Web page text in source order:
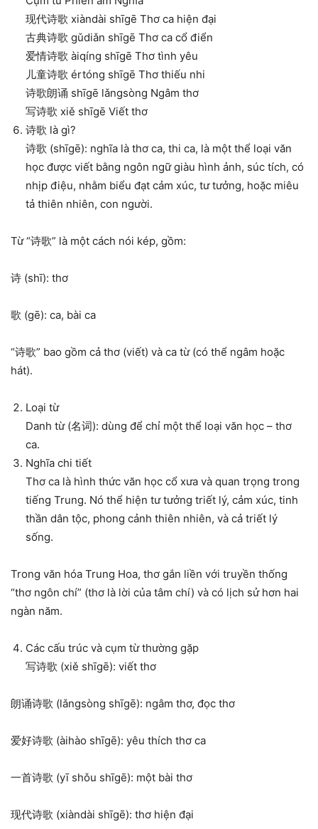
现代诗歌 xiàndài shīgē Thơ ca hiện đại
古典诗歌 gǔdiǎn shīgē Thơ ca cổ điển
爱情诗歌 àiqíng shīgē Thơ tình yêu
儿童诗歌 értóng shīgē Thơ thiếu nhi
诗歌朗诵 shīgē lǎngsòng Ngâm thơ
写诗歌 xiě shīgē Viết thơ
诗歌 là gì?
诗歌 (shīgē): nghĩa là thơ ca, thi ca, là một thể loại văn
học được viết bằng ngôn ngữ giàu hình ảnh, súc tích, có
nhịp điệu, nhằm biểu đạt cảm xúc, tư tưởng, hoặc miêu
tả thiên nhiên, con người.
Từ “诗歌” là một cách nói kép, gồm:
诗 (shī): thơ
歌 (gē): ca, bài ca
“诗歌” bao gồm cả thơ (viết) và ca từ (có thể ngâm hoặc
hát).
Loại từ
Danh từ (名词): dùng để chỉ một thể loại văn học – thơ
ca.
Nghĩa chi tiết
Thơ ca là hình thức văn học cổ xưa và quan trọng trong
tiếng Trung. Nó thể hiện tư tưởng triết lý, cảm xúc, tinh
thần dân tộc, phong cảnh thiên nhiên, và cả triết lý
sống.
Trong văn hóa Trung Hoa, thơ gắn liền với truyền thống
“thơ ngôn chí” (thơ là lời của tâm chí) và có lịch sử hơn hai
ngàn năm.
Các cấu trúc và cụm từ thường gặp
写诗歌 (xiě shīgē): viết thơ
朗诵诗歌 (lǎngsòng shīgē): ngâm thơ, đọc thơ
爱好诗歌 (àihào shīgē): yêu thích thơ ca
一首诗歌 (yī shǒu shīgē): một bài thơ
现代诗歌 (xiàndài shīgē): thơ hiện đại